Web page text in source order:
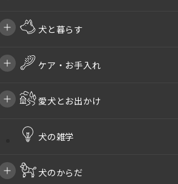
犬と暮らす
ケア・お手入れ
愛犬とお出かけ
犬の雑学
犬のからだ